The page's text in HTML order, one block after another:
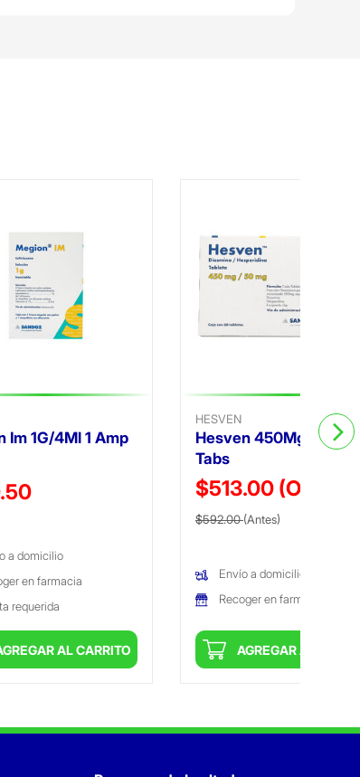
Im 1G/4Ml 1 Amp
de
a domicilio
en farmacia
requerida
AL CARRITO
HESVEN
Hesven 450Mg/50Mg
Tabs
$513.00 (Oferta)
Precio reducido de
$592.00(Antes)
Envío a domicilio
Recoger en farmacia
AGREGAR AL